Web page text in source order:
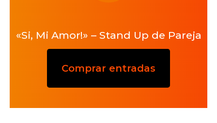
«Si, Mi Amor!» – Stand Up de Pareja
Comprar entradas